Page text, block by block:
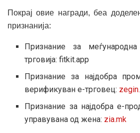
Покрај овие награди, беа
признанија:
Признание за
трговија: fitkit.app
Признание за најдобра
верификуван е-трговец:
Признание за најдобра е-
управувана од жена: zia.mk